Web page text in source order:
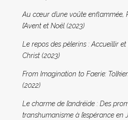
Au cœur d’une voûte enflammée,
l’Avent et Noël (2023)
Le repos des pèlerins : Accueillir
Christ (2023)
From Imagination to Faerie:
(2022)
Le charme de l’andréide : Des
transhumanisme à l’espérance en